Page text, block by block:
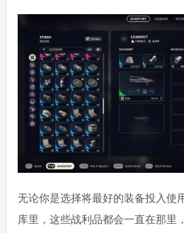
无论你是选择将最好的装备投入使
库里，这些战利品都会一直在那里